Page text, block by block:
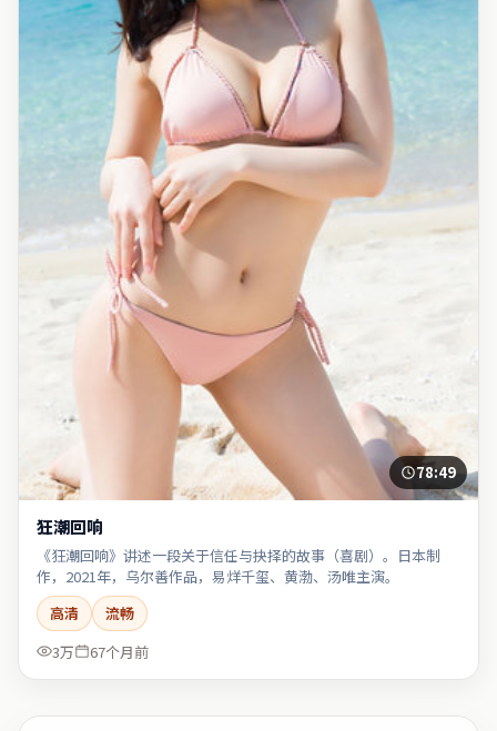
78:49
狂潮回响
《狂潮回响》讲述一段关于信任与抉择的故事（喜剧）。日本制
作，2021年，乌尔善作品，易烊千玺、黄渤、汤唯主演。
高清
流畅
3万
67个月前